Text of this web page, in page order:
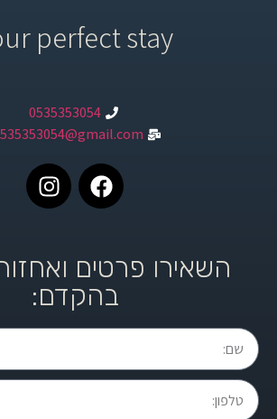
Your perfect stay
0535353054
S0535353054@gmail.com
פרטים ואחזור אליכם
בהקדם: